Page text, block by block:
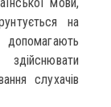
на
слухачів